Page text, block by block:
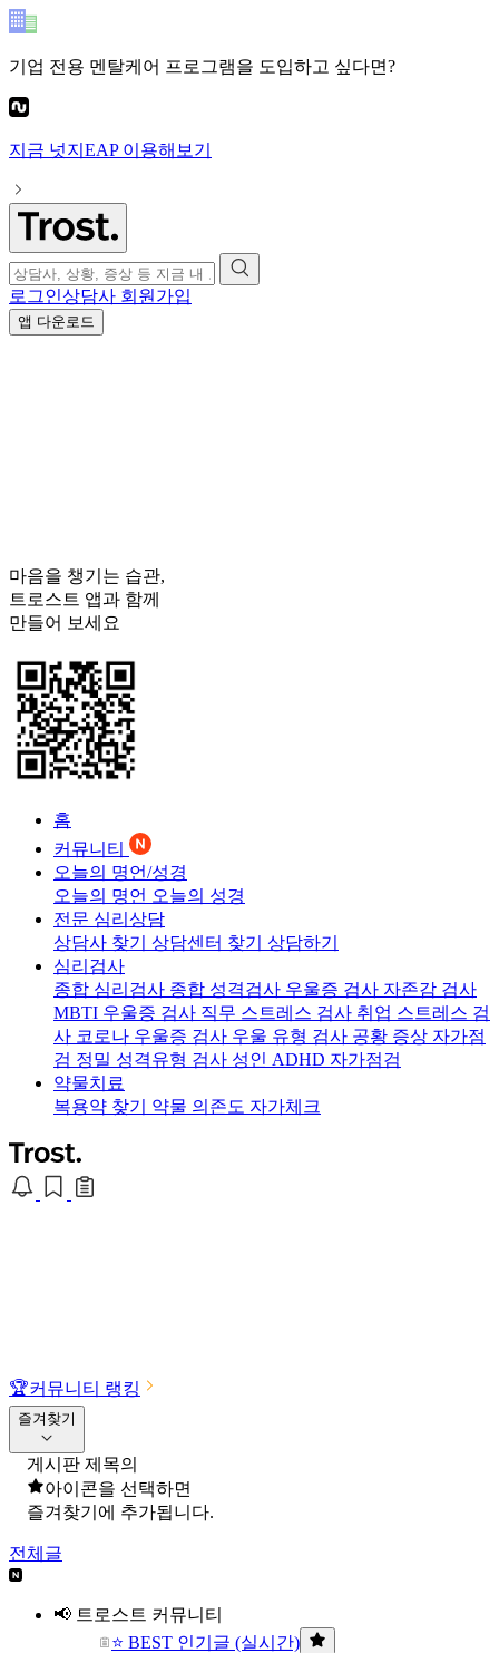
기업 전용 멘탈케어 프로그램을 도입하고 싶다면?
지금 넛지EAP이용해보기
로그인상담사 회원가입
앱 다운로드
마음을 챙기는 습관,
트로스트 앱과 함께
만들어 보세요
홈
커뮤니티
오늘의 명언/성경
오늘의 명언 오늘의 성경
전문 심리상담
상담사 찾기 상담센터 찾기 상담하기
심리검사
종합 심리검사 종합 성격검사 우울증 검사 자존감 검사
MBTI 우울증 검사 직무 스트레스 검사 취업 스트레스 검
사 코로나 우울증 검사 우울 유형 검사 공황 증상 자가점
검 정밀 성격유형 검사 성인 ADHD 자가점검
약물치료
복용약 찾기 약물 의존도 자가체크
🏆커뮤니티 랭킹
즐겨찾기
게시판 제목의
아이콘을 선택하면
즐겨찾기에 추가됩니다.
전체글
📢 트로스트 커뮤니티
⭐ BEST 인기글 (실시간)